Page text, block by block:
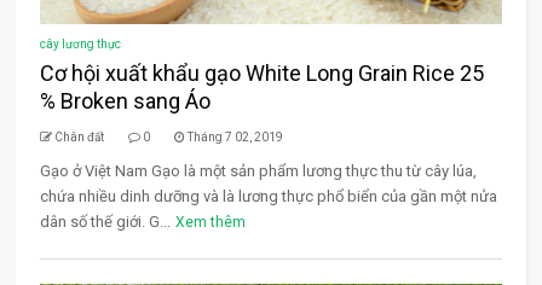
cây lương thực
Cơ hội xuất khẩu gạo White Long Grain Rice 25
% Broken sang Áo
Chân đất 0 Tháng 7 02, 2019
Gạo ở Việt Nam Gạo là một sản phẩm lương thực thu từ cây lúa,
chứa nhiều dinh dưỡng và là lương thực phổ biển của gần một nửa
dân số thế giới. G... Xem thêm